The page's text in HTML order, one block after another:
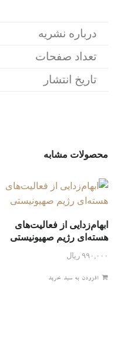
درباره نشریه
تعداد صفحات
تاریخ انتشار
محصولات مشابه
ابهام‌زدايی از فعاليت‌های
هسته‌ای رژیم صهیونیستی
۹۹۰,۰۰۰ ریال
افزودن به سبد خرید